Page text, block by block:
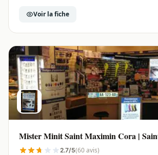
Voir la fiche
Mister Minit Saint Maximin Cora |
60740
2.7/5(60 avis)